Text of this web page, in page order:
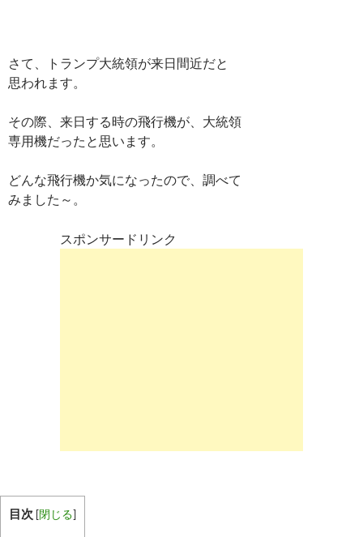
さて、トランプ大統領が来日間近だと
思われます。
その際、来日する時の飛行機が、大統領
専用機だったと思います。
どんな飛行機か気になったので、調べて
みました～。
スポンサードリンク
目次 [閉じる]